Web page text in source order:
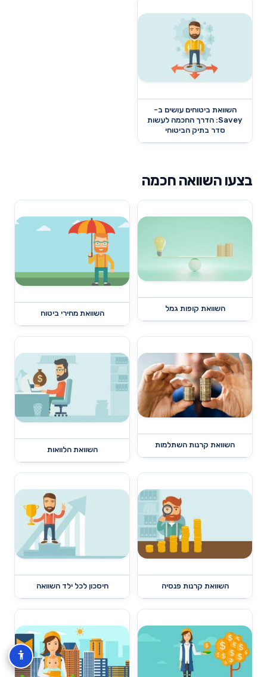
השוואת ביטוחים עושים ב-
Savey: הדרך החכמה לעשות
סדר בתיק הביטוחי
בצעו השוואה חכמה
השוואת קופות גמל
השוואת מחירי ביטוח
השוואת קרנות השתלמות
השוואת הלוואות
השוואת קרנות פנסיה חיסכון לכל ילד השוואה